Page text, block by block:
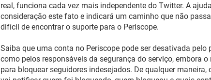
real, funciona cada vez mais independente do Twitter. A
consideração este fato e indicará um caminho que não
difícil de encontrar o suporte para o Periscope.
Saiba que uma conta no Periscope pode ser desativada pelo
como pelos responsáveis da segurança do serviço, embora o
para bloquear seguidores indesejados. De qualquer maneira,